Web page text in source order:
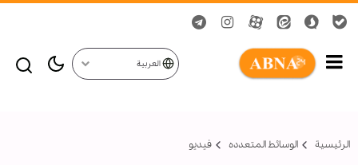
العربية
الرئيسية الوسائط المتعدده فیدیو